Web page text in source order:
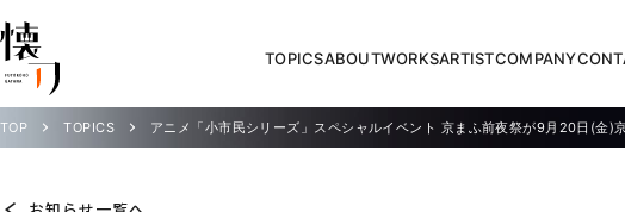
TOPICSABOUTWORKSARTISTCOMPANY
TOP TOPICS アニメ「小市民シリーズ」スペシャルイベント 京まふ前夜祭が9月20日(金)